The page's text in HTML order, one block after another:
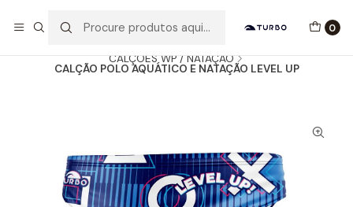
0
CALÇÕES WP / NATAÇÃO
CALÇÃO POLO AQUÁTICO E NATAÇÃO LEVEL UP